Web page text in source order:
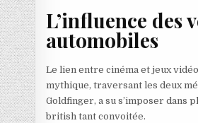
L’influence des
automobiles
Le lien entre cinéma et jeux
mythique, traversant les deux
Goldfinger, a su s’imposer
british tant convoitée.